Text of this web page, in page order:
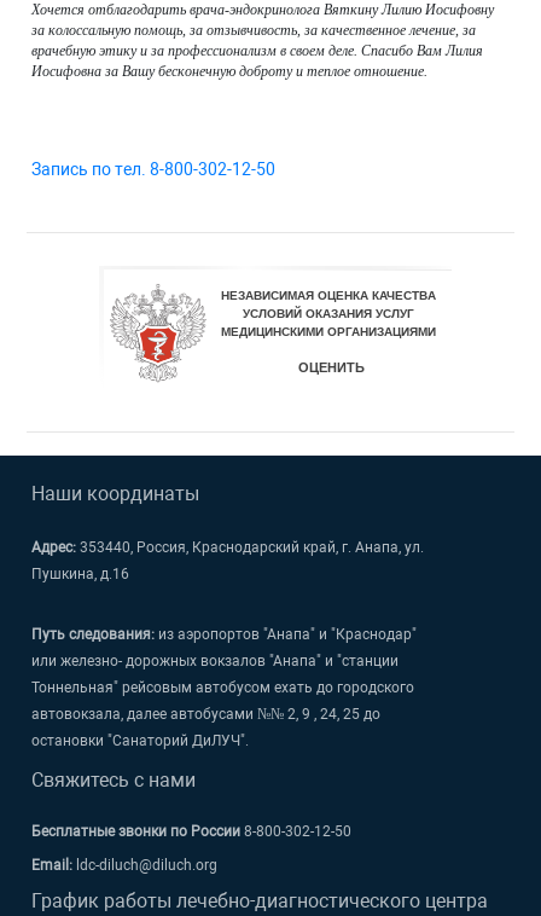
Хочется отблагодарить врача-эндокринолога Вяткину Лилию Иосифовну
за колоссальную помощь, за отзывчивость, за качественное лечение, за
врачебную этику и за профессионализм в своем деле. Спасибо Вам Лилия
Иосифовна за Вашу бесконечную доброту и теплое отношение.
Запись по тел. 8-800-302-12-50
Наши координаты
Адрес:353440, Россия, Краснодарский край, г. Анапа, ул.
Пушкина, д.16
Путь следования: из аэропортов "Анапа" и "Краснодар"
или железно- дорожных вокзалов "Анапа" и "станции
Тоннельная" рейсовым автобусом ехать до городского
автовокзала, далее автобусами №№ 2, 9 , 24, 25 до
остановки "Санаторий ДиЛУЧ".
Свяжитесь с нами
Бесплатные звонки по России8-800-302-12-50
Email: ldc-diluch@diluch.org
График работы лечебно-диагностического центра